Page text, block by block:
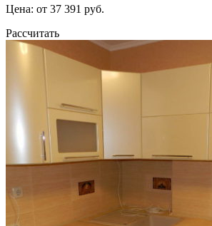
Цена: от 37 391 руб.
Рассчитать